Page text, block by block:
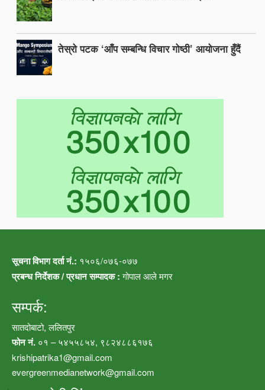
तेस्रो पटक ‘आँप सम्बन्धि विचार गोष्ठी’ आयोजना हुँदैं
सूचना विभाग दर्ता नं.: १५०६/०७६-०७७
प्रबन्ध निर्देशक / प्रधान सम्पादक :गोपाल आले मगर
सम्पर्क:
सातदोबाटो, ललितपुर
फोन नं. ०१ – ५४५५८५४, ९८२४८८६१७६
krishipatrika1@gmail.com
evergreenmedianetwork@gmail.com